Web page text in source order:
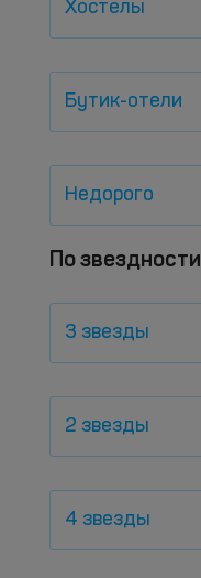
Хостелы
Бутик-отели
Недорого
По звездности
3 звезды
2 звезды
4 звезды